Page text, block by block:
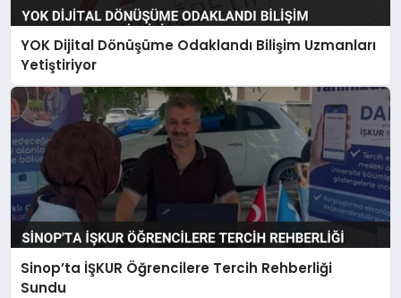
YOK Dijital Dönüşüme Odaklandı Bilişim Uzmanları
Yetiştiriyor
Sinop’ta İŞKUR Öğrencilere Tercih Rehberliği
Sundu